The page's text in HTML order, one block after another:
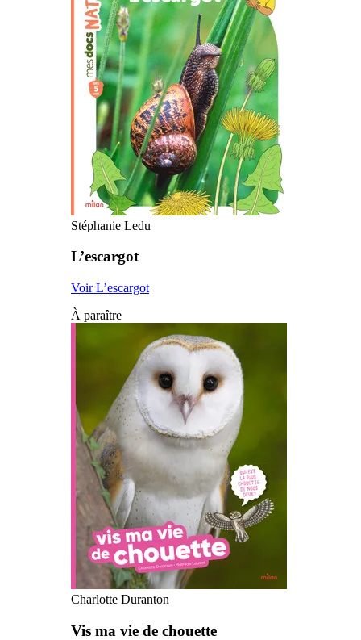
Stéphanie Ledu
L’escargot
Voir L’escargot
À paraître
Charlotte Duranton
Vis ma vie de chouette